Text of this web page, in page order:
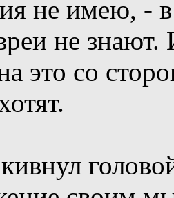
не имею, -
не
это со